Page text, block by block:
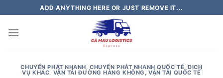
to
content
ADD ANYTHING HERE OR JUST REMOVE IT...
CHUYỂN PHÁT NHANH,CHUYỂN PHÁT NHANH QUỐC TẾ,DỊCH
VỤ KHÁC, VẬN TẢI ĐƯỜNG HÀNG KHÔNG ,VẬN TẢI QUỐC TẾ